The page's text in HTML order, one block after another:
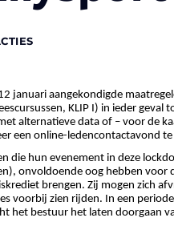
januari aangekondigde
KLIP I) in ieder
alternatieve data of – voor de
een online-ledencontactavond te
die hun evenement in deze
onvoldoende oog hebben
brengen. Zij mogen zich
voorbij zien rijden. In een
het bestuur het laten doorgaan